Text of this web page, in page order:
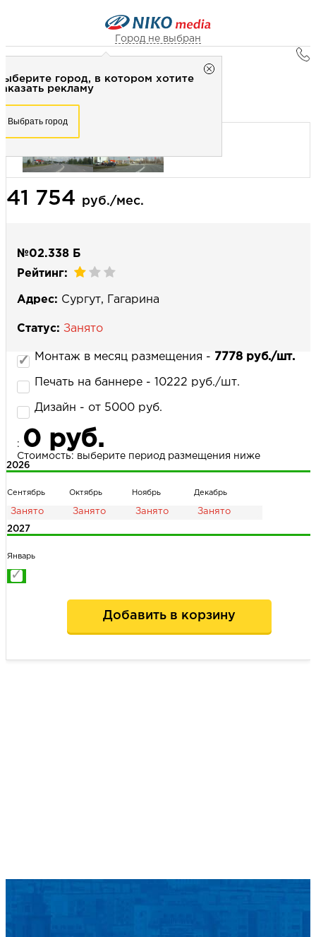
Город не выбран
город, в котором хотите
рекламу
Выбрать город
Город не выбран
Рекламное агентство НИКО-медиа
+7 (3462) 550-877
Выберите свой город
НАПИСАТЬ НАМ
Наружная реклама
Билборд 3х6 (сторона Б) - Статика
41 754 руб./мес.
№02.338 Б
Рейтинг:
Адрес: Сургут, Гагарина
Статус: Занято
Монтаж в месяц размещения - 7778 руб./шт.
Печать на баннере - 10222 руб./шт.
Дизайн - от 5000 руб.
: 0 руб.
Стоимость: выберите период размещения ниже
2026
Сентябрь Октябрь Ноябрь Декабрь
2027
Январь
Добавить в корзину